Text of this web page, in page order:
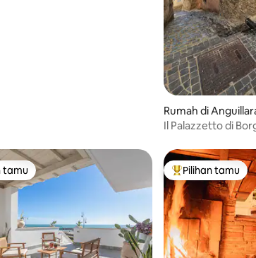
Rumah di
Il Palazzetto di
terpopuler
tamu Pilihan tamu
Pilihan tamu